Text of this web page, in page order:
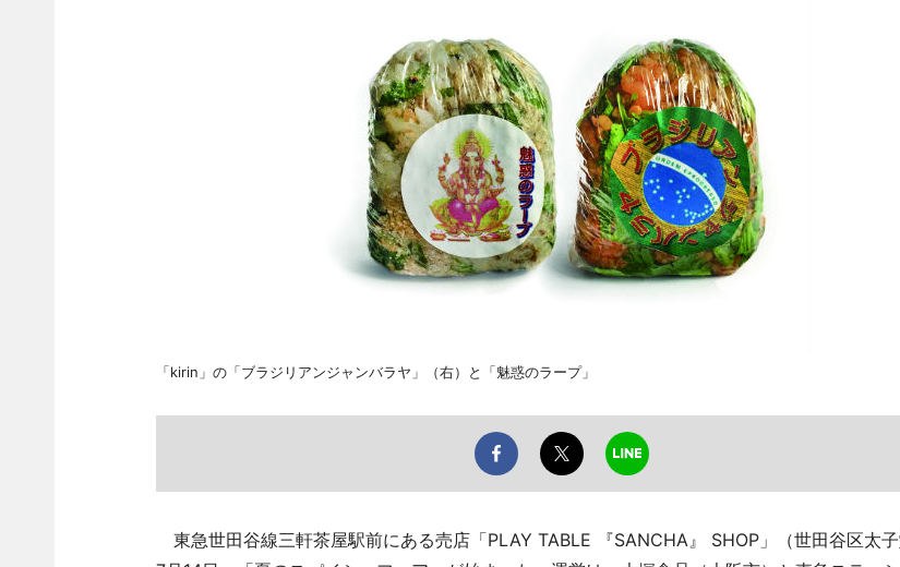
「kirin」の「ブラジリアンジャンバラヤ」（右）と「魅惑のラープ」
東急世田谷線三軒茶屋駅前にある売店「PLAY TABLE 『SANCHA』 SHOP」（世田谷区太